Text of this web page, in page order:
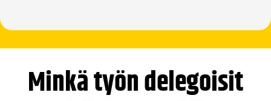
Minkä työn delegoisit